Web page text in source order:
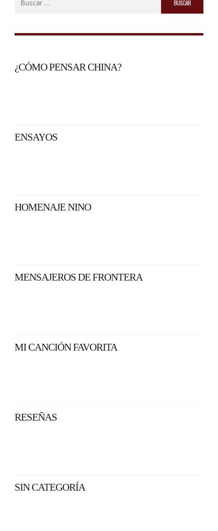
¿CÓMO PENSAR CHINA?
ENSAYOS
HOMENAJE NINO
MENSAJEROS DE FRONTERA
MI CANCIÓN FAVORITA
RESEÑAS
SIN CATEGORÍA